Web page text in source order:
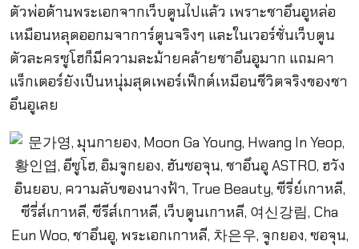
ตัวพ่อด้านพระเอกจากเว็บตูนไปแล้ว เพราะชาอึนอูหล่อ
เหมือนหลุดออกมจาการ์ตูนจริงๆ และในเวอร์ชั่นเว็บตูน
ตัวละครซูโฮก็มีความละม้ายคล้ายชาอึนอูมาก แถมคา
แร็กเตอร์ยังเป็นหนุ่มสุดเพอร์เฟ็กต์เหมือนชีวิตจริงของชา
อึนอูเลย